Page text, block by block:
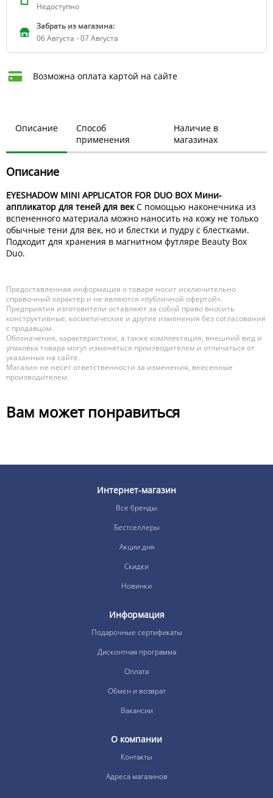
Недоступно
Забрать из магазина:
06 Августа - 07 Августа
Возможна оплата картой на сайте
Описание
Способ
применения
Наличие в
магазинах
Описание
EYESHADOW MINI APPLICATOR FOR DUO BOX Мини-
аппликатор для теней для векС помощью наконечника из
вспененного материала можно наносить на кожу не только
обычные тени для век, но и блестки и пудру с блестками.
Подходит для хранения в магнитном футляре Beauty Box
Duo.
Предоставленная информация о товаре носит исключительно
справочный характер и не являются «публичной офертой».
Предприятия изготовители оставляют за собой право вносить
конструктивные, косметические и другие изменения без согласования
с продавцом.
Обозначения, характеристики, а также комплектация, внешний вид и
упаковка товара могут изменяться производителем и отличаться от
указанных на сайте.
Магазин не несет ответственности за изменения, внесенные
производителем.
Вам может понравиться
Интернет-магазин
Все бренды
Бестселлеры
Акции дня
Скидки
Новинки
Информация
Подарочные сертификаты
Дисконтная программа
Оплата
Обмен и возврат
Вакансии
О компании
Контакты
Адреса магазинов